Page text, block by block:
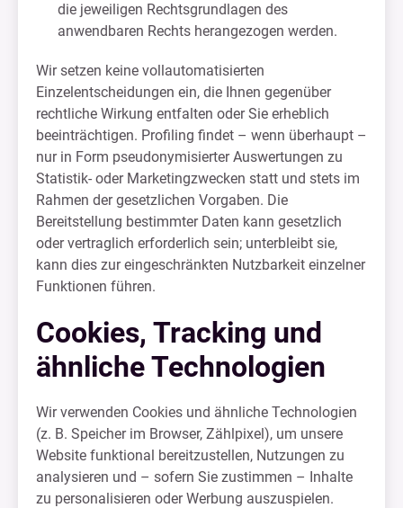
die jeweiligen Rechtsgrundlagen des
anwendbaren Rechts herangezogen werden.
Wir setzen keine vollautomatisierten
Einzelentscheidungen ein, die Ihnen gegenüber
rechtliche Wirkung entfalten oder Sie erheblich
beeinträchtigen. Profiling findet – wenn überhaupt –
nur in Form pseudonymisierter Auswertungen zu
Statistik- oder Marketingzwecken statt und stets im
Rahmen der gesetzlichen Vorgaben. Die
Bereitstellung bestimmter Daten kann gesetzlich
oder vertraglich erforderlich sein; unterbleibt sie,
kann dies zur eingeschränkten Nutzbarkeit einzelner
Funktionen führen.
Cookies, Tracking und
ähnliche Technologien
Wir verwenden Cookies und ähnliche Technologien
(z. B. Speicher im Browser, Zählpixel), um unsere
Website funktional bereitzustellen, Nutzungen zu
analysieren und – sofern Sie zustimmen – Inhalte
zu personalisieren oder Werbung auszuspielen.